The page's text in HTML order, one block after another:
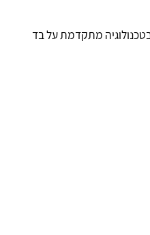
בטכנולוגיה מתקדמת על בד